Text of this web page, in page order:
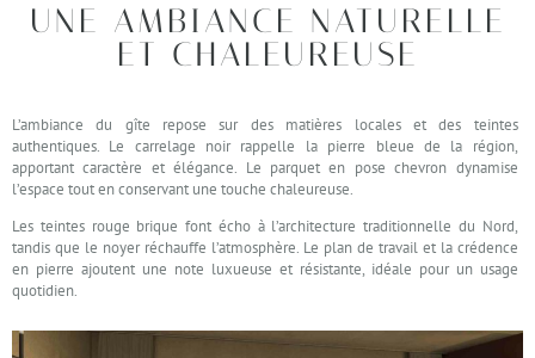
UNE AMBIANCE NATURELLE
ET CHALEUREUSE
L’ambiance du gîte repose sur des matières locales et des teintes
authentiques. Le carrelage noir rappelle la pierre bleue de la région,
apportant caractère et élégance. Le parquet en pose chevron dynamise
l’espace tout en conservant une touche chaleureuse.
Les teintes rouge brique font écho à l’architecture traditionnelle du Nord,
tandis que le noyer réchauffe l’atmosphère. Le plan de travail et la crédence
en pierre ajoutent une note luxueuse et résistante, idéale pour un usage
quotidien.